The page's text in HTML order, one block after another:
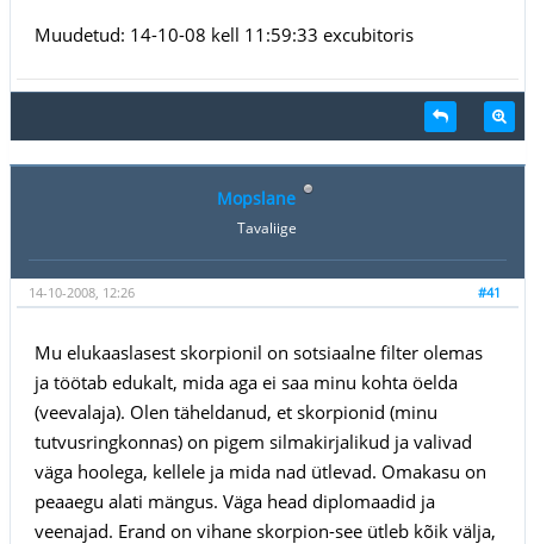
Muudetud: 14-10-08 kell 11:59:33 excubitoris
Mopslane
Tavaliige
#41
14-10-2008, 12:26
Mu elukaaslasest skorpionil on sotsiaalne filter olemas
ja töötab edukalt, mida aga ei saa minu kohta öelda
(veevalaja). Olen täheldanud, et skorpionid (minu
tutvusringkonnas) on pigem silmakirjalikud ja valivad
väga hoolega, kellele ja mida nad ütlevad. Omakasu on
peaaegu alati mängus. Väga head diplomaadid ja
veenajad. Erand on vihane skorpion-see ütleb kõik välja,